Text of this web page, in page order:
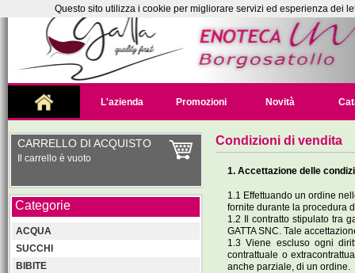
L'azienda Promozioni Novità
CARRELLO DI ACQUISTO
Il carrello è vuoto
Categorie
ACQUA
SUCCHI
BIBITE
Condizioni di vendita
1. Accettazione delle
1.1 Effettuando un ordine
fornite durante la procedura
1.2 Il contratto stipulato tra
GATTA SNC. Tale
1.3 Viene escluso ogni
contrattuale o
anche parziale, di un ordine.
Questo sito utilizza i cookie per migliorare servizi ed esperienza dei